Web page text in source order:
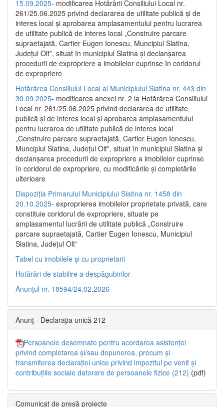
15.09.2025- modificarea Hotărârii Consiliului Local nr.
261/25.06.2025 privind declararea de utilitate publică și de
interes local și aprobarea amplasamentului pentru lucrarea
de utilitate publică de interes local „Construire parcare
supraetajată, Cartier Eugen Ionescu, Muncipiul Slatina,
Județul Olt”, situat în municipiul Slatina și declanșarea
procedurii de expropriere a imobilelor cuprinse în coridorul
de expropriere
Hotărârea Consiliului Local al Municipiului Slatina nr. 443 din
30.09.2025- modificarea anexei nr. 2 la Hotărârea Consiliului
Local nr. 261/25.06.2025 privind declararea de utilitate
publică şi de interes local şi aprobarea amplasamentului
pentru lucrarea de utilitate publică de interes local
„Construire parcare supraetajată, Cartier Eugen Ionescu,
Muncipiul Slatina, Judeţul Olt”, situat în municipiul Slatina şi
declanşarea procedurii de expropriere a imobilelor cuprinse
în coridorul de expropriere, cu modificările şi completările
ulterioare
Dispoziția Primarului Municipiului Slatina nr. 1458 din
20.10.2025- exproprierea imobilelor proprietate privată, care
constituie coridorul de expropriere, situate pe
amplasamentul lucrării de utilitate publică „Construire
parcare supraetajată, Cartier Eugen Ionescu, Municipiul
Slatina, Județul Olt”
Tabel cu imobilele și cu proprietarii
Hotărâri de stabilire a despăgubirilor
Anunțul nr. 18594/24.02.2026
Anunț - Declarația unică 212
Persoanele desemnate pentru acordarea asistenței
privind completarea și/sau depunerea, precum și
transmiterea declarației unice privind impozitul pe venit și
contribuțiile sociale datorare de persoanele fizice (212) (pdf)
Comunicat de presă proiecte